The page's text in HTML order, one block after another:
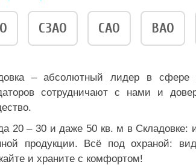
СЗАО САО ВАО
– абсолютный лидер в сфере
сотрудничают с нами и
20 – 30 и даже 50 кв. м в Складовке:
продукции. Всё под охраной:
и храните с комфортом!